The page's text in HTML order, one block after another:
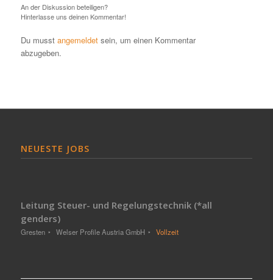
An der Diskussion beteiligen?
Hinterlasse uns deinen Kommentar!
Du musst angemeldetsein, um einen Kommentar
abzugeben.
NEUESTE JOBS
Leitung Steuer- und Regelungstechnik (*all
genders)
Gresten Welser Profile Austria GmbH Vollzeit